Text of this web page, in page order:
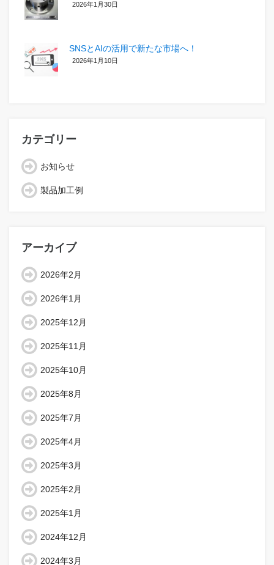
2026年1月30日
SNSとAIの活用で新たな市場へ！
2026年1月10日
カテゴリー
お知らせ
製品加工例
アーカイブ
2026年2月
2026年1月
2025年12月
2025年11月
2025年10月
2025年8月
2025年7月
2025年4月
2025年3月
2025年2月
2025年1月
2024年12月
2024年3月